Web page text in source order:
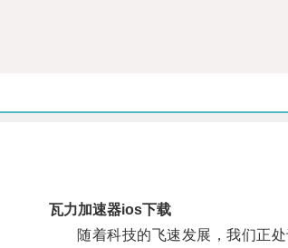
瓦力加速器ios下载
随着科技的飞速发展，我们正处